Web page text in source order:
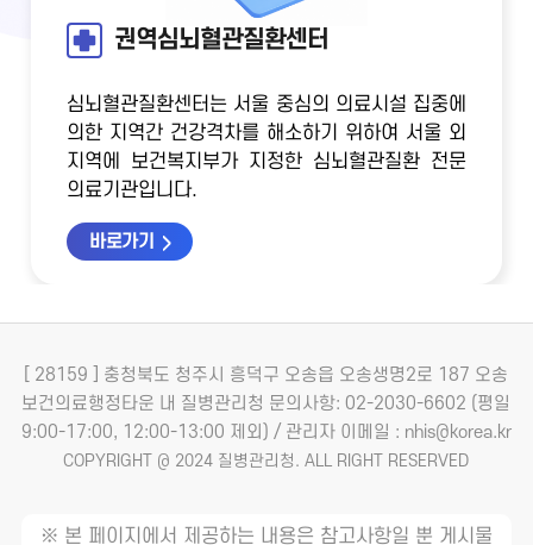
권역심뇌혈관질환센터
심뇌혈관질환센터는 서울 중심의 의료시설 집중에
의한 지역간 건강격차를 해소하기 위하여 서울 외
지역에 보건복지부가 지정한 심뇌혈관질환 전문
의료기관입니다.
바로가기
[ 28159 ] 충청북도 청주시 흥덕구 오송읍 오송생명2로 187 오송
보건의료행정타운 내 질병관리청 문의사항: 02-2030-6602 (평일
9:00-17:00, 12:00-13:00 제외) / 관리자 이메일 : nhis@korea.kr
COPYRIGHT @ 2024 질병관리청. ALL RIGHT RESERVED
※ 본 페이지에서 제공하는 내용은 참고사항일 뿐 게시물